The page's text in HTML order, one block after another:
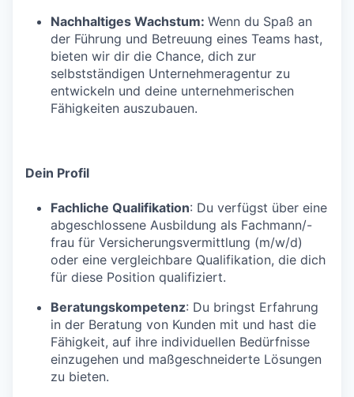
Nachhaltiges Wachstum: Wenn du Spaß an
der Führung und Betreuung eines Teams hast,
bieten wir dir die Chance, dich zur
selbstständigen Unternehmeragentur zu
entwickeln und deine unternehmerischen
Fähigkeiten auszubauen.
Dein Profil
Fachliche Qualifikation: Du verfügst über eine
abgeschlossene Ausbildung als Fachmann/-
frau für Versicherungsvermittlung (m/w/d)
oder eine vergleichbare Qualifikation, die dich
für diese Position qualifiziert.
Beratungskompetenz: Du bringst Erfahrung
in der Beratung von Kunden mit und hast die
Fähigkeit, auf ihre individuellen Bedürfnisse
einzugehen und maßgeschneiderte Lösungen
zu bieten.